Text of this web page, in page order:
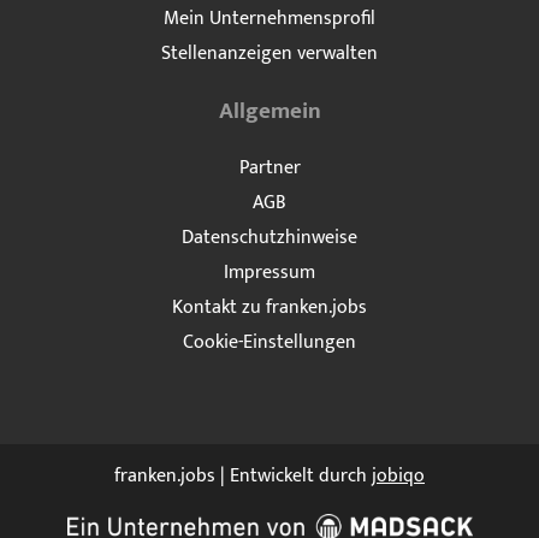
Mein Unternehmensprofil
Stellenanzeigen verwalten
Allgemein
Partner
AGB
Datenschutzhinweise
Impressum
Kontakt zu franken.jobs
Cookie-Einstellungen
franken.jobs | Entwickelt durchjobiqo